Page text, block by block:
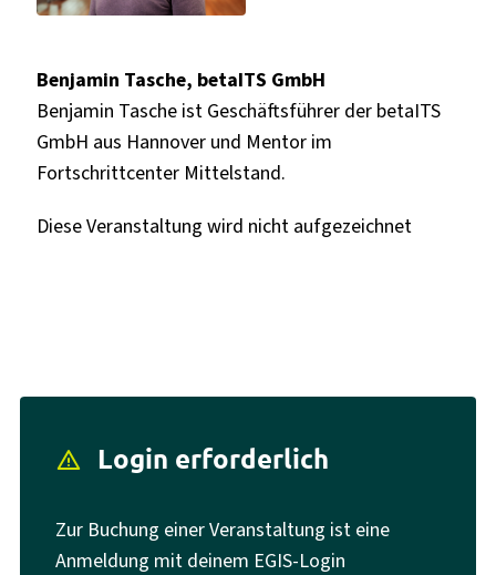
Benjamin Tasche, betaITS GmbH
Benjamin Tasche ist Geschäftsführer der betaITS
GmbH aus Hannover und Mentor im
Fortschrittcenter Mittelstand.
Diese Veranstaltung wird nicht aufgezeichnet
report_problem Login erforderlich
Zur Buchung einer Veranstaltung ist eine
Anmeldung mit deinem EGIS-Login